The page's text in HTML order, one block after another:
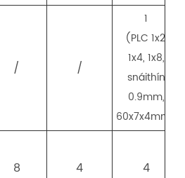
/ /
1
(PLC 1x2,
1x4, 1x8,
snáithín
0.9mm,
60x7x4mm)
8 4 4